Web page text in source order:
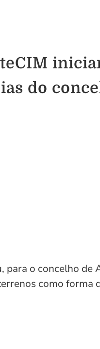
do
o concelho
como